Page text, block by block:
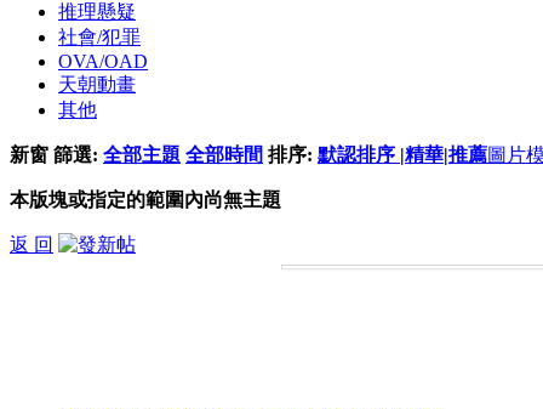
推理懸疑
社會/犯罪
OVA/OAD
天朝動畫
其他
新窗 篩選: 全部主題 全部時間 排序: 默認排序 |精華|推薦圖片
本版塊或指定的範圍內尚無主題
返 回